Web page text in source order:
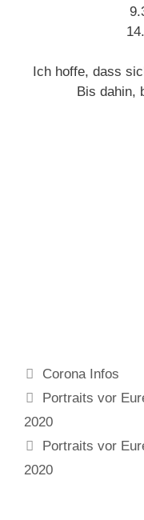
Ich hoffe, dass
Bis dahin,
Kategorien
Corona Infos
Portraits vor
2020
Portraits vor
2020